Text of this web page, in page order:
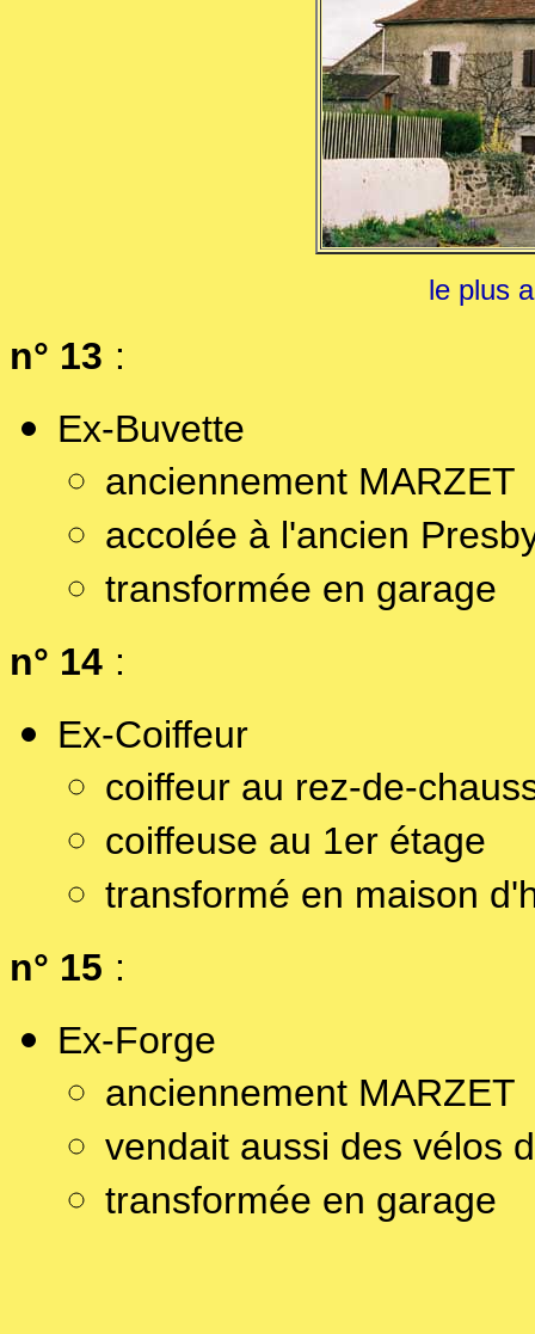
le plus
n° 13 :
Ex-Buvette
anciennement MARZET
accolée à l'ancien
transformée en garage
n° 14 :
Ex-Coiffeur
coiffeur au rez-de-
coiffeuse au 1er étage
transformé en maison
n° 15 :
Ex-Forge
anciennement MARZET
vendait aussi des vélos
transformée en garage